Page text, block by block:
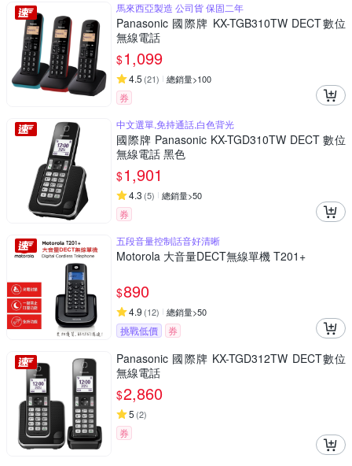
馬來西亞製造 公司貨 保固二年
Panasonic 國際牌 KX-TGB310TW DECT數位
無線電話
$1,099
4.5 (21) 總銷量>100
券
中文選單,免持通話,白色背光
國際牌 Panasonic KX-TGD310TW DECT 數位
無線電話 黑色
$1,901
4.3 (5) 總銷量>50
券
五段音量控制話音好清晰
Motorola 大音量DECT無線單機 T201+
$890
4.9 (12) 總銷量>50
挑戰低價 券
Panasonic 國際牌 KX-TGD312TW DECT數位
無線電話
$2,860
5 (2)
券